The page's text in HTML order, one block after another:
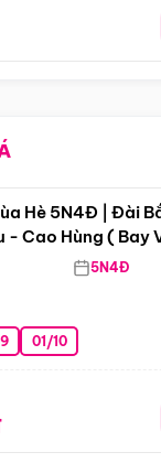
Hè 5N4Đ | Đài
- Cao Hùng ( Bay
5N4Đ
01/10